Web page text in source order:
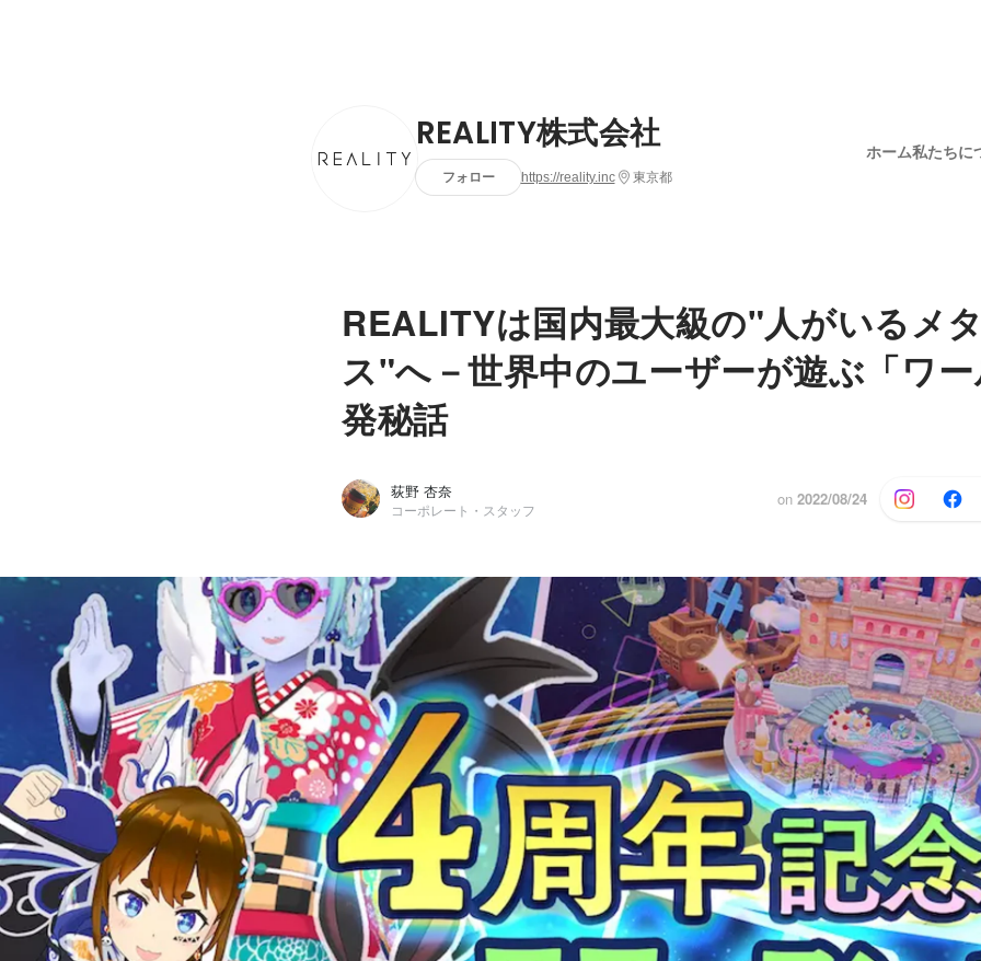
REALITY株式会社
フォロー https://reality.inc 東京都
ホーム私たちに
REALITYは国内最大級の"人がいるメ
ス"へ－世界中のユーザーが遊ぶ「ワ
発秘話
荻野 杏奈
コーポレート・スタッフ
on 2022/08/24
荻野 杏奈
REALITY株式会社 / コーポレート・スタッフ